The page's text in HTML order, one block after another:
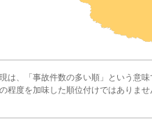
は、「事故件数の多い順」という意味
度を加味した順位付けではありませ